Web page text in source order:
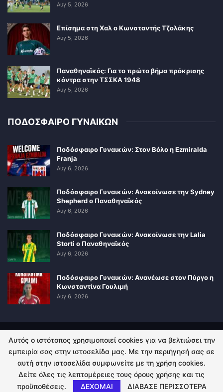
Αυγ 5, 2026
Επίσημα στη Χαλ ο Κωνσταντής Τζολάκης
Αυγ 5, 2026
Παναθηναϊκός: Για το πρώτο βήμα πρόκρισης
κόντρα στην ΤΣΣΚΑ 1948
Αυγ 5, 2026
ΠΟΔΟΣΦΑΙΡΟ ΓΥΝΑΙΚΩΝ
Ποδόσφαιρο Γυναικών: Στον Βόλο η Ezmiralda
Franja
Αυγ 6, 2026
Ποδόσφαιρο Γυναικών: Ανακοίνωσε την Sydney
Shepherd ο Παναθηναϊκός
Αυγ 6, 2026
Ποδόσφαιρο Γυναικών: Ανακοίνωσε την Lalia
Storti ο Παναθηναϊκός
Αυγ 6, 2026
Ποδόσφαιρο Γυναικών: Ανανέωσε στον Πύργο η
Κωνσταντίνα Γουλιμή
Αυγ 6, 2026
ΠΟΛΙΤΙΚΗ ΑΠΟΡΡΗΤΟΥ ΕΠΙΚΟΙΝΩΝΙΑ
© 2026 - Kingsport.gr. All Rights Reserved.
Αυτός ο ιστότοπος χρησιμοποιεί cookies για να βελτιώσει την
εμπειρία σας στην ιστοσελίδα μας. Με την περιήγησή σας σε
αυτή στην ιστοσελίδα συμφωνείτε με τη χρήση cookies.
Δείτε όλες τις λεπτομέρειες τους όρους χρήσης και τις
προϋποθέσεις.
ΔΕΧΟΜΑΙ ΔΙΑΒΑΣΕ ΠΕΡΙΣΣΟΤΕΡΑ